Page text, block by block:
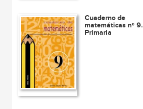
Cuaderno de
matemáticas nº 9.
Primaria